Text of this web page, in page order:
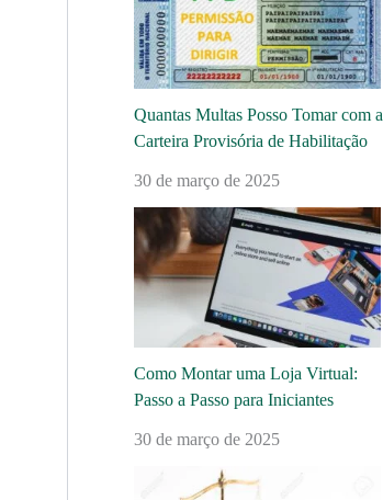
Quantas Multas Posso Tomar com a
Carteira Provisória de Habilitação
30 de março de 2025
Como Montar uma Loja Virtual:
Passo a Passo para Iniciantes
30 de março de 2025